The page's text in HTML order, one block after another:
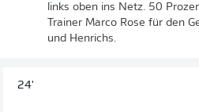
links oben ins Netz. 50
Trainer Marco Rose für den
und Henrichs.
24'